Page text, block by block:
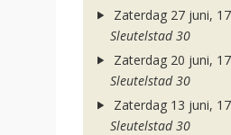
Zaterdag 27 juni,
Sleutelstad 30
Zaterdag 20 juni,
Sleutelstad 30
Zaterdag 13 juni,
Sleutelstad 30